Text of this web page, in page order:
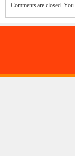
Comments are closed.